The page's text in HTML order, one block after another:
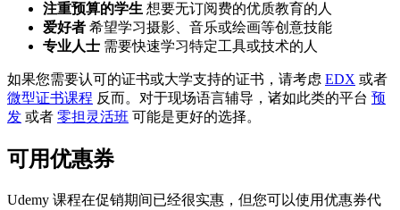
注重预算的学生 想要无订阅费的优质教育的人
爱好者 希望学习摄影、音乐或绘画等创意技能
专业人士 需要快速学习特定工具或技术的人
如果您需要认可的证书或大学支持的证书，请考虑 EDX 或者
微型证书课程 反而。对于现场语言辅导，诸如此类的平台 预
发 或者 零担灵活班 可能是更好的选择。
可用优惠券
Udemy 课程在促销期间已经很实惠，但您可以使用优惠券代